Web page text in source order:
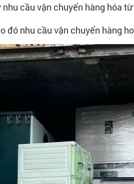
cầu vận chuyển hàng hóa
đó nhu cầu vận chuyển hàng